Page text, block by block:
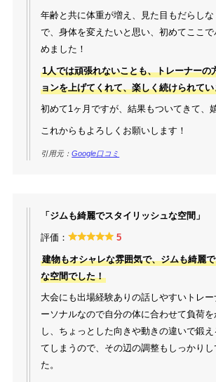
年齢と共に体重が増え、見た目もだらし
で、身体を変えたいと思い、初めてここ
めました！
1人では頑張れないことも、トレーナーの
ョンを上げてくれて、楽しく続けられて
初めて1ヶ月ですが、結果もついてきて、
これからもよろしくお願いします！
引用元：Google口コミ
「ジムも綺麗でスタイリッシュな空間」
評価： 5
建物もオシャレな雰囲気で、ジムも綺麗
な空間でした！
大会にも出場経験ありの話しやすいトレ
ーソナルなので自分の体に合わせて負荷
し、ちょっとした向きや動きの違いで鍛
てしまうので、その辺の調整もしっかりし
た。